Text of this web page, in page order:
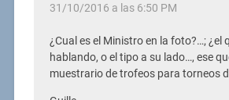
31/10/2016 a las 6:50 PM
¿Cual es el Ministro en la foto?…; ¿el
hablando, o el tipo a su lado…, ese
muestrario de trofeos para torneos